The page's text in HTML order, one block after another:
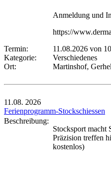
Anmeldung und
https://
Termin:
11.08.2026 von
Kategorie:
Verschiedenes
Ort:
Martinshof,
11.08. 2026
Ferienprogramm-Stockschiessen
Beschreibung:
Stocksport macht
Präzision treffen
kostenlos)